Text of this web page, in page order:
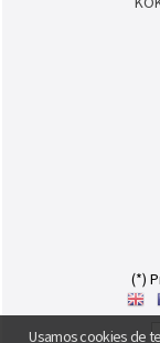
Materiales
Usamos cookies de